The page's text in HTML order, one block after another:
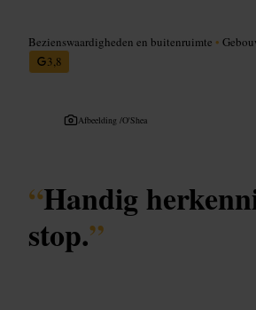
Bezienswaardigheden en buitenruimte •
3,8
Afbeelding /O'Shea
“Handig
stop.”